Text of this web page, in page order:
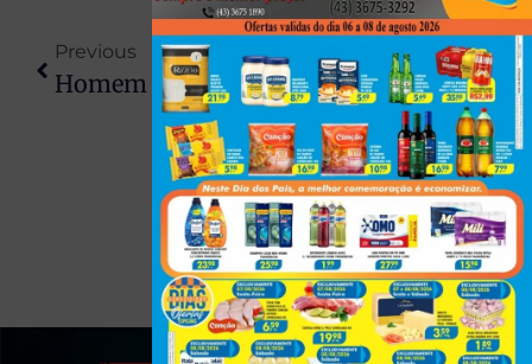
Previous
Homem De 45 Anos É Encontrado Morto Por Familiares No Centro De Londrina
Next
Câmara De Londrina Aprova Projeto Que Permite Porte De Aparelho De Choque Para Mulheres